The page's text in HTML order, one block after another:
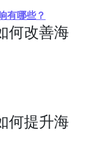
有哪些？
何改善海
何提升海